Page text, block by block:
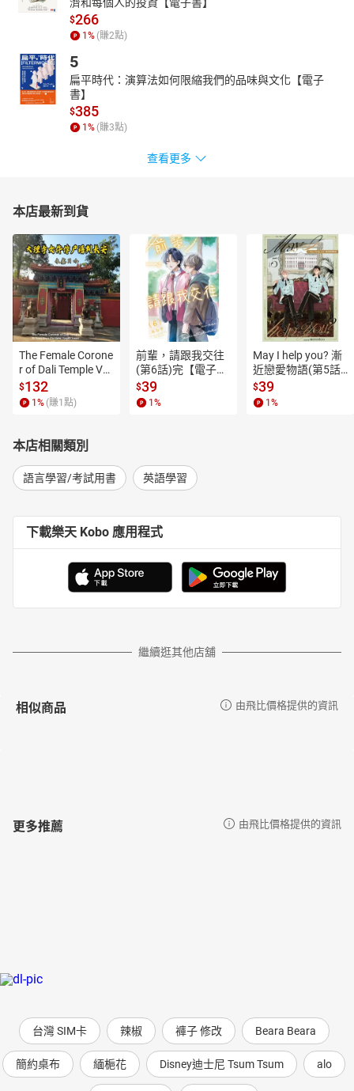
$266
1 % (賺2點)
5
扁平時代：演算法如何限縮我們的品味與文化【電子
書】
$385
1 % (賺3點)
查看更多
本店最新到貨
The Female Corone
r of Dali Temple Vo
l.6【有聲書】
$132
1 % (賺1 點)
前輩，請跟我交往
(第6話)完【電子
書】
$39
1 %
May I help you? 漸
近戀愛物語(第5話)
【電子書】
$39
1 %
本店相關類別
語言學習/考試用書 英語學習
下載樂天 Kobo 應用程式
繼續逛其他店舖
相似商品 由飛比價格提供的資訊
更多推薦 由飛比價格提供的資訊
台灣 SIM卡 辣椒 褲子 修改 Beara Beara
簡約桌布 緬梔花 Disney迪士尼 Tsum Tsum alo